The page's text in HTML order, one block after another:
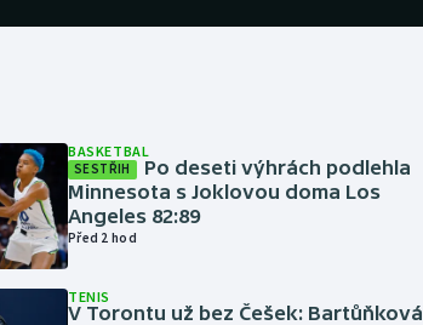
BASKETBAL
SESTŘIH
Po deseti výhrách podlehla
Minnesota s Joklovou doma Los
Angeles 82:89
Před 2 hod
TENIS
V Torontu už bez Češek: Bartůňková